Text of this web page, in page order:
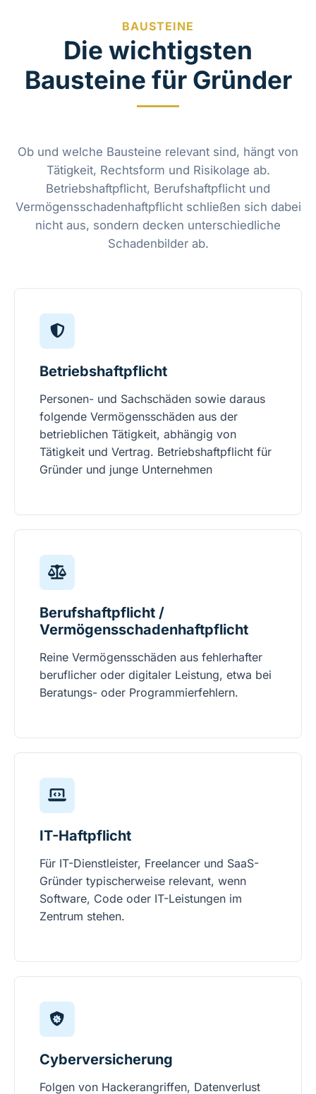
BAUSTEINE
Die wichtigsten
Bausteine für Gründer
Ob und welche Bausteine relevant sind, hängt von
Tätigkeit, Rechtsform und Risikolage ab.
Betriebshaftpflicht, Berufshaftpflicht und
Vermögensschadenhaftpflicht schließen sich dabei
nicht aus, sondern decken unterschiedliche
Schadenbilder ab.
Betriebshaftpflicht
Personen- und Sachschäden sowie daraus
folgende Vermögensschäden aus der
betrieblichen Tätigkeit, abhängig von
Tätigkeit und Vertrag. Betriebshaftpflicht für
Gründer und junge Unternehmen
Berufshaftpflicht /
Vermögensschadenhaftpflicht
Reine Vermögensschäden aus fehlerhafter
beruflicher oder digitaler Leistung, etwa bei
Beratungs- oder Programmierfehlern.
IT-Haftpflicht
Für IT-Dienstleister, Freelancer und SaaS-
Gründer typischerweise relevant, wenn
Software, Code oder IT-Leistungen im
Zentrum stehen.
Cyberversicherung
Folgen von Hackerangriffen, Datenverlust